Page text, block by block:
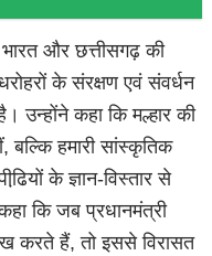
और छत्तीसगढ़ की
के संरक्षण एवं संवर्धन
उन्होंने कहा कि मल्हार की
बल्कि हमारी सांस्कृतिक
के ज्ञान-विस्तार से
कि जब प्रधानमंत्री
करते हैं, तो इससे विरासत